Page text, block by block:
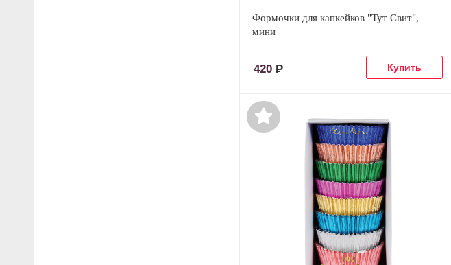
Формочки для капкейков "Тут Свит",
мини
420 Р